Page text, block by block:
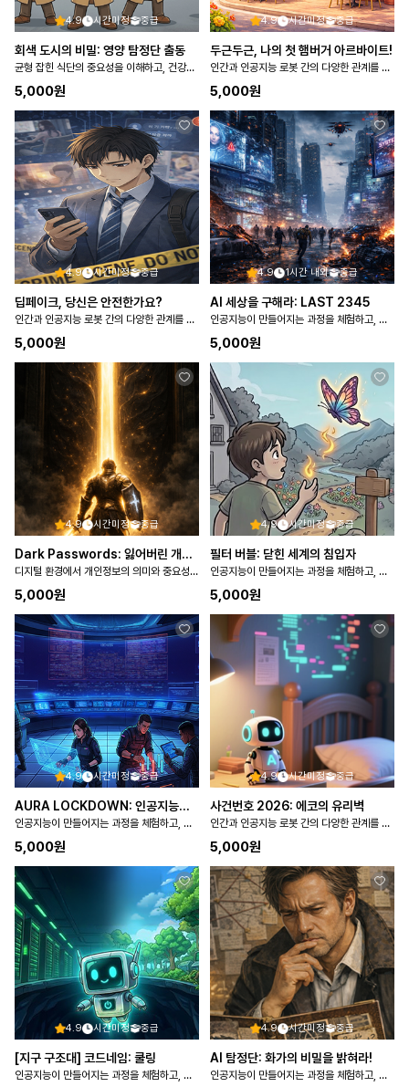
4.9 시간미정 중급
회색 도시의 비밀: 영양 탐정단 출동
균형 잡힌 식단의 중요성을 이해하고, 건강한 식습관 실천 의지를 갖는다
5,000원
4.9 시간미정 중급
두근두근, 나의 첫 햄버거 아르바이트!
인간과 인공지능 로봇 간의 다양한 관계를 파악하고 도덕에 기반을 둔 관계 형성의 필요성을 탐구한다
5,000원
4.9 시간미정 중급
딥페이크, 당신은 안전한가요?
인간과 인공지능 로봇 간의 다양한 관계를 파악하고 도덕에 기반을 둔 관계 형성의 필요성을 탐구한다
5,000원
4.9 1시간 내외 중급
AI 세상을 구해라: LAST 2345
인공지능이 만들어지는 과정을 체험하고, 인공지능이 사회에 미치는 영향을 탐색한다
5,000원
4.9 시간미정 중급
Dark Passwords: 잃어버린 개인정보
디지털 환경에서 개인정보의 의미와 중요성을 이해하고, 개인정보를 안전하게 보호하며 책임 있게 활용하는 태도를…
5,000원
4.9 시간미정 중급
필터 버블: 닫힌 세계의 침입자
인공지능이 만들어지는 과정을 체험하고, 인공지능이 사회에 미치는 영향을 탐색한다
5,000원
4.9 시간미정 중급
AURA LOCKDOWN: 인공지능으로 부터 통제권을 …
인공지능이 만들어지는 과정을 체험하고, 인공지능이 사회에 미치는 영향을 탐색한다
5,000원
4.9 시간미정 중급
사건번호 2026: 에코의 유리벽
인간과 인공지능 로봇 간의 다양한 관계를 파악하고 도덕에 기반을 둔 관계 형성의 필요성을 탐구한다
5,000원
4.9 시간미정 중급
[지구 구조대] 코드네임: 쿨링
인공지능이 만들어지는 과정을 체험하고, 인공지능이 사회에 미치는 영향을 탐색한다
4.9 시간미정 중급
AI 탐정단: 화가의 비밀을 밝혀라!
인공지능이 만들어지는 과정을 체험하고, 인공지능이 사회에 미치는 영향을 탐색한다